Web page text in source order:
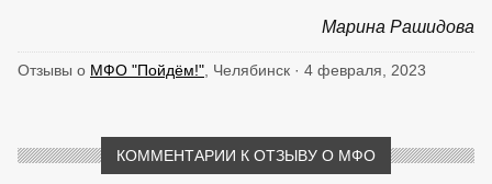
Марина Рашидова
Отзывы о МФО "Пойдём!" , Челябинск · 4 февраля, 2023
КОММЕНТАРИИ К ОТЗЫВУ О МФО